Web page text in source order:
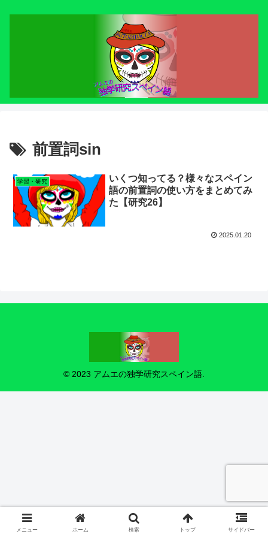
前置詞sin
学習・研究
いくつ知ってる？様々なスペイン
語の前置詞の使い方をまとめてみ
た【研究26】
2025.01.20
© 2023 アムエの独学研究スペイン語.
メニュー ホーム 検索 トップ サイドバー